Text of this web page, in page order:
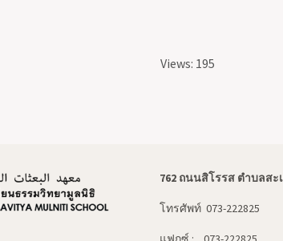
Views: 195
762 ถนนสิโรรส ตำบลสะ
โทรศัพท์ 073-222825